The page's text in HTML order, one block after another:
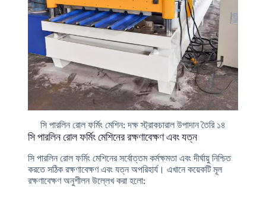
সি পারলিন রোল ফর্মিং মেশিন: দক্ষ স্ট্রাকচারাল উপাদান তৈরি ১৪
সি পারলিন রোল ফর্মিং মেশিনের রক্ষণাবেক্ষণ এবং যত্ন
সি পারলিন রোল ফর্মিং মেশিনের সর্বোত্তম কর্মক্ষমতা এবং দীর্ঘায়ু নিশ্চিত
করতে সঠিক রক্ষণাবেক্ষণ এবং যত্ন অপরিহার্য। এখানে কয়েকটি মূল
রক্ষণাবেক্ষণ অনুশীলন উল্লেখ করা হলো: